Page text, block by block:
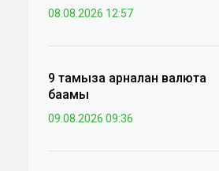
08.08.2026 12:57
9 тамызға арналған валюта
бағамы
09.08.2026 09:36